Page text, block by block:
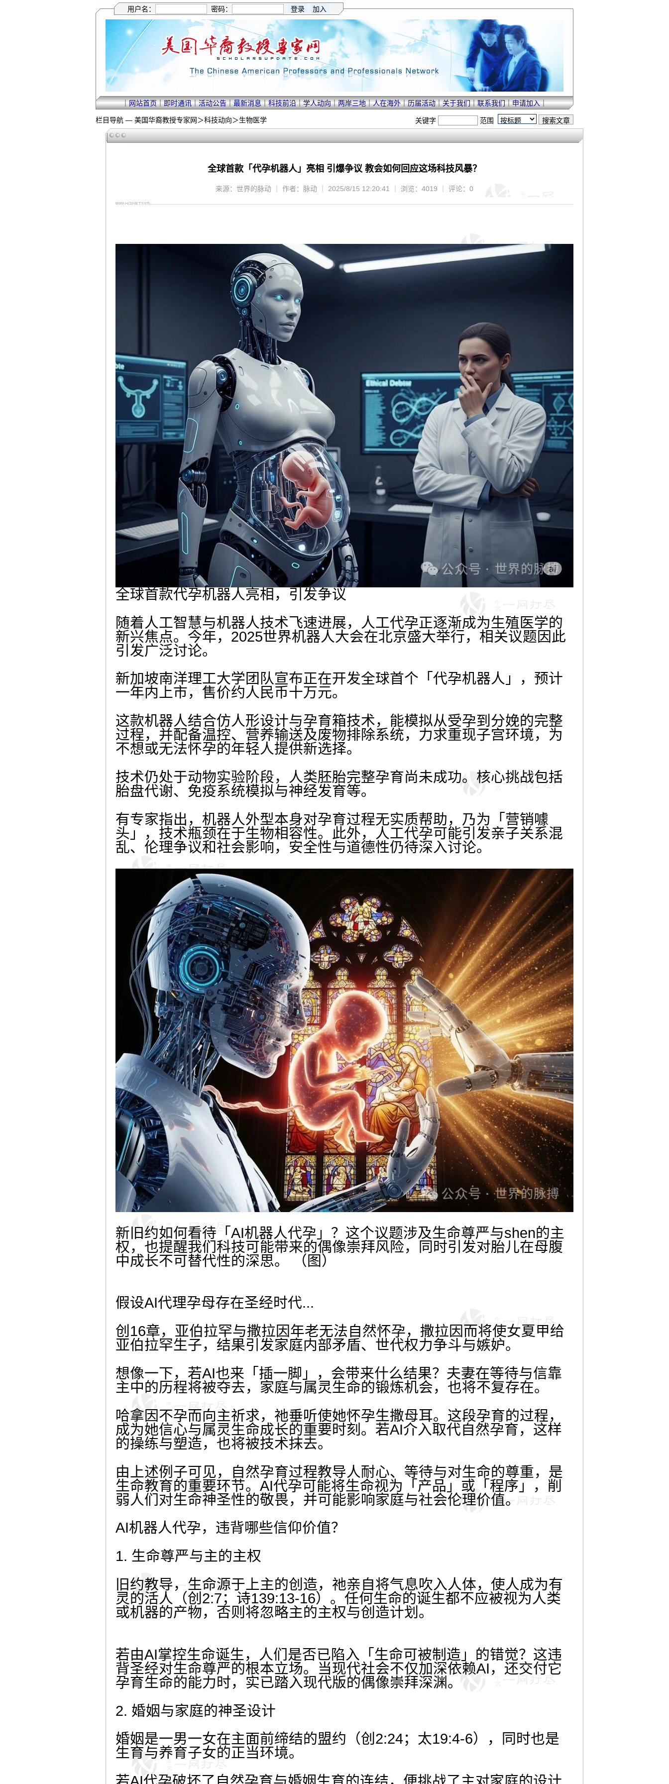
用户名： 密码：
｜网站首页｜即时通讯｜活动公告｜最新消息｜科技前沿｜学人动向｜两岸三地｜人在海外｜历届活动｜关于我们｜联系我们｜申请加入｜
栏目导航 — 美国华裔教授专家网＞科技动向＞生物医学 关键字 范围
全球首款「代孕机器人」亮相 引爆争议 教会如何回应这场科技风暴？
来源：世界的脉动 ｜ 作者：脉动 ｜ 2025/8/15 12:20:41 ｜ 浏览：4019 ｜ 评论：0
全球首款代孕机器人亮相，引发争议
随着人工智慧与机器人技术飞速进展，人工代孕正逐渐成为生殖医学的
新兴焦点。今年，2025世界机器人大会在北京盛大举行，相关议题因此
引发广泛讨论。
新加坡南洋理工大学团队宣布正在开发全球首个「代孕机器人」，预计
一年内上市，售价约人民币十万元。
这款机器人结合仿人形设计与孕育箱技术，能模拟从受孕到分娩的完整
过程，并配备温控、营养输送及废物排除系统，力求重现子宫环境，为
不想或无法怀孕的年轻人提供新选择。
技术仍处于动物实验阶段，人类胚胎完整孕育尚未成功。核心挑战包括
胎盘代谢、免疫系统模拟与神经发育等。
有专家指出，机器人外型本身对孕育过程无实质帮助，乃为「营销噱
头」，技术瓶颈在于生物相容性。此外，人工代孕可能引发亲子关系混
乱、伦理争议和社会影响，安全性与道德性仍待深入讨论。
新旧约如何看待「AI机器人代孕」？这个议题涉及生命尊严与shen的主
权，也提醒我们科技可能带来的偶像崇拜风险，同时引发对胎儿在母腹
中成长不可替代性的深思。 （图）
假设AI代理孕母存在圣经时代...
创16章，亚伯拉罕与撒拉因年老无法自然怀孕，撒拉因而将使女夏甲给
亚伯拉罕生子，结果引发家庭内部矛盾、世代权力争斗与嫉妒。
想像一下，若AI也来「插一脚」，会带来什么结果？夫妻在等待与信靠
主中的历程将被夺去，家庭与属灵生命的锻炼机会，也将不复存在。
哈拿因不孕而向主祈求，祂垂听使她怀孕生撒母耳。这段孕育的过程，
成为她信心与属灵生命成长的重要时刻。若AI介入取代自然孕育，这样
的操练与塑造，也将被技术抹去。
由上述例子可见，自然孕育过程教导人耐心、等待与对生命的尊重，是
生命教育的重要环节。AI代孕可能将生命视为「产品」或「程序」，削
弱人们对生命神圣性的敬畏，并可能影响家庭与社会伦理价值。
AI机器人代孕，违背哪些信仰价值？
1. 生命尊严与主的主权
旧约教导，生命源于上主的创造，祂亲自将气息吹入人体，使人成为有
灵的活人（创2:7；诗139:13-16）。任何生命的诞生都不应被视为人类
或机器的产物，否则将忽略主的主权与创造计划。
若由AI掌控生命诞生，人们是否已陷入「生命可被制造」的错觉？这违
背圣经对生命尊严的根本立场。当现代社会不仅加深依赖AI，还交付它
孕育生命的能力时，实已踏入现代版的偶像崇拜深渊。
2. 婚姻与家庭的神圣设计
婚姻是一男一女在主面前缔结的盟约（创2:24；太19:4-6），同时也是
生育与养育子女的正当环境。